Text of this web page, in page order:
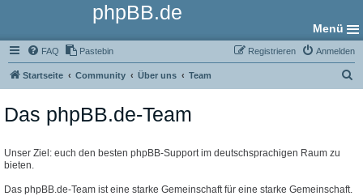
phpBB.de
Menü
FAQ Pastebin Anmelden
Registrieren
Startseite Community Über uns Team
Das phpBB.de-Team
Unser Ziel: euch den besten phpBB-Support im deutschsprachigen Raum zu
bieten.
Das phpBB.de-Team ist eine starke Gemeinschaft für eine starke Gemeinschaft.